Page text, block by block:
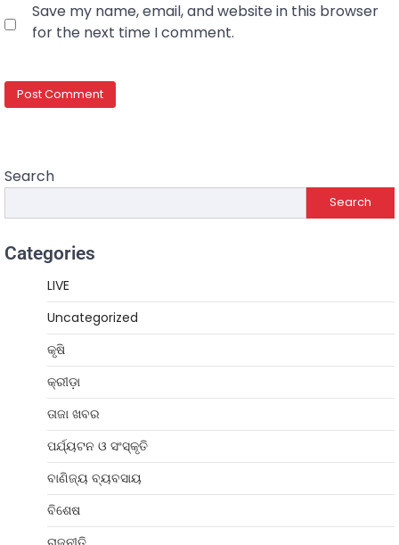
Save my name, email, and website in this browser
for the next time I comment.
Search
Search
Categories
LIVE
Uncategorized
କୃଷି
କ୍ରୀଡ଼ା
ତାଜା ଖବର
ପର୍ଯ୍ୟଟନ ଓ ସଂସ୍କୃତି
ବାଣିଜ୍ୟ ବ୍ୟବସାୟ
ବିଶେଷ